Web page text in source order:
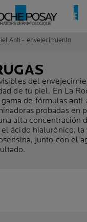
Anti - envejecimiento
del
de tu piel. En La
de fórmulas anti-
probadas en
alta concentración
ácido hialurónico, la
junto con el